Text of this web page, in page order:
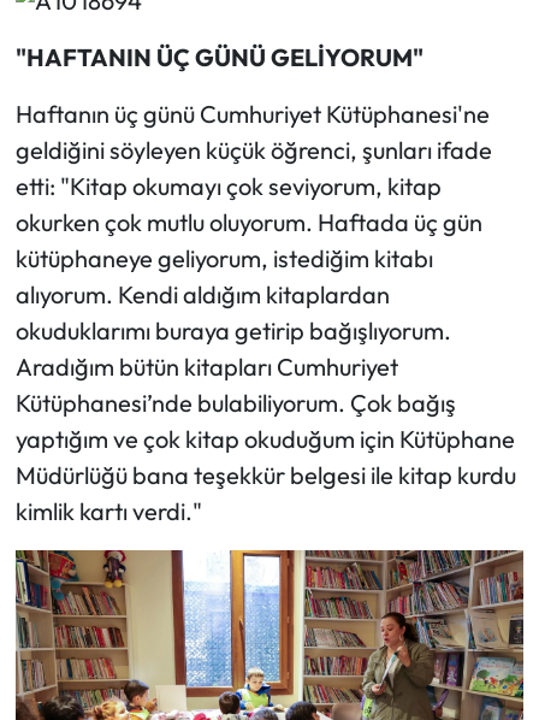
"HAFTANIN ÜÇ GÜNÜ GELİYORUM"
Haftanın üç günü Cumhuriyet Kütüphanesi'ne
geldiğini söyleyen küçük öğrenci, şunları ifade
etti: "Kitap okumayı çok seviyorum, kitap
okurken çok mutlu oluyorum. Haftada üç gün
kütüphaneye geliyorum, istediğim kitabı
alıyorum. Kendi aldığım kitaplardan
okuduklarımı buraya getirip bağışlıyorum.
Aradığım bütün kitapları Cumhuriyet
Kütüphanesi’nde bulabiliyorum. Çok bağış
yaptığım ve çok kitap okuduğum için Kütüphane
Müdürlüğü bana teşekkür belgesi ile kitap kurdu
kimlik kartı verdi."